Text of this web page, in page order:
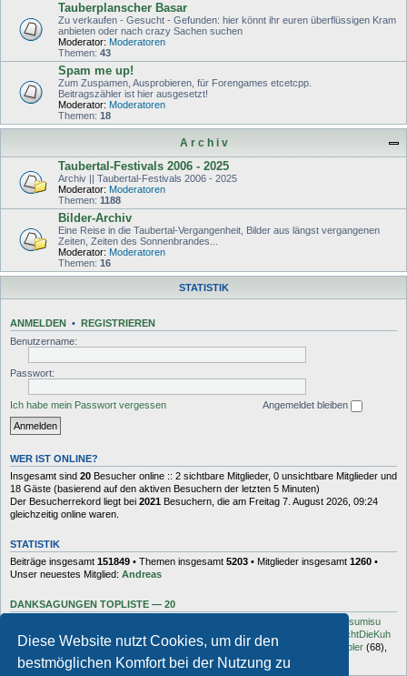
Diese Website nutzt Cookies, um dir den
bestmöglichen Komfort bei der Nutzung zu
Tauberplanscher Basar
Zu verkaufen - Gesucht - Gefunden: hier könnt ihr euren überflüssigen Kram
anbieten oder nach crazy Sachen suchen
Moderator: Moderatoren
Themen: 43
Spam me up!
Zum Zuspamen, Ausprobieren, für Forengames etcetcpp.
Beitragszähler ist hier ausgesetzt!
Moderator: Moderatoren
Themen: 18
A r c h i v
Taubertal-Festivals 2006 - 2025
Archiv || Taubertal-Festivals 2006 - 2025
Moderator: Moderatoren
Themen: 1188
Bilder-Archiv
Eine Reise in die Taubertal-Vergangenheit, Bilder aus längst vergangenen
Zeiten, Zeiten des Sonnenbrandes...
Moderator: Moderatoren
Themen: 16
STATISTIK
ANMELDEN • REGISTRIEREN
Benutzername:
Passwort:
Ich habe mein Passwort vergessen Angemeldet bleiben
WER IST ONLINE?
Insgesamt sind 20 Besucher online :: 2 sichtbare Mitglieder, 0 unsichtbare Mitglieder und
18 Gäste (basierend auf den aktiven Besuchern der letzten 5 Minuten)
Der Besucherrekord liegt bei 2021 Besuchern, die am Freitag 7. August 2026, 09:24
gleichzeitig online waren.
STATISTIK
Beiträge insgesamt 151849 • Themen insgesamt 5203 • Mitglieder insgesamt 1260 •
Unser neuestes Mitglied: Andreas
DANKSAGUNGEN TOPLISTE — 20
sumisu
(125),
Elton (125), Charles_Robotnik (124), markus.whatever
MuhMachtDieKuh
(94),Pommes(91),rulaman(80),Hooge(77),Öröc(71),zokker000 vfbler (68),
Janaldo(65),unkow(65),häxe(56),DocBrown(56)